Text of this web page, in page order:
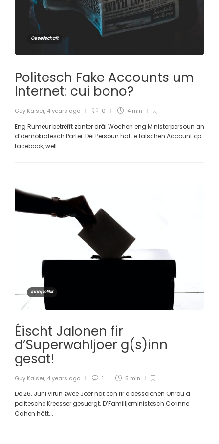
Gesellschaft
Politesch Fake Accounts um
Internet: cui bono?
Guy Kaiser, 4 years ago 0 4 min
Eng Rumeur betrëfft zanter dräi Wochen eng Ministerpersoun an
d’demokratesch Partei. Déi Persoun hätt e falschen Account op
facebook, wëll...
Innepolitik
Éischt Jalonen fir
d’Superwahljoer g(s)inn
gesat!
Guy Kaiser, 4 years ago 1 5 min
De 26. Juni virun zwee Joer hat ech fir e bësselchen Onrou a
politesche Kreesser gesuergt. D’Familljeministesch Corinne
Cahen hätt...